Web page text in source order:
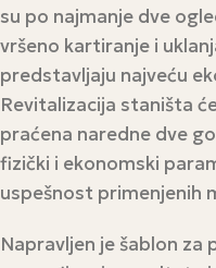
su po najmanje dve
vršeno kartiranje i
predstavljaju najveću
Revitalizacija staništa
praćena naredne dve
fizički i ekonomski
uspešnost primenjenih
Napravljen je šablon za